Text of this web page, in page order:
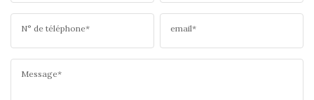
N° de téléphone* email*
Message*